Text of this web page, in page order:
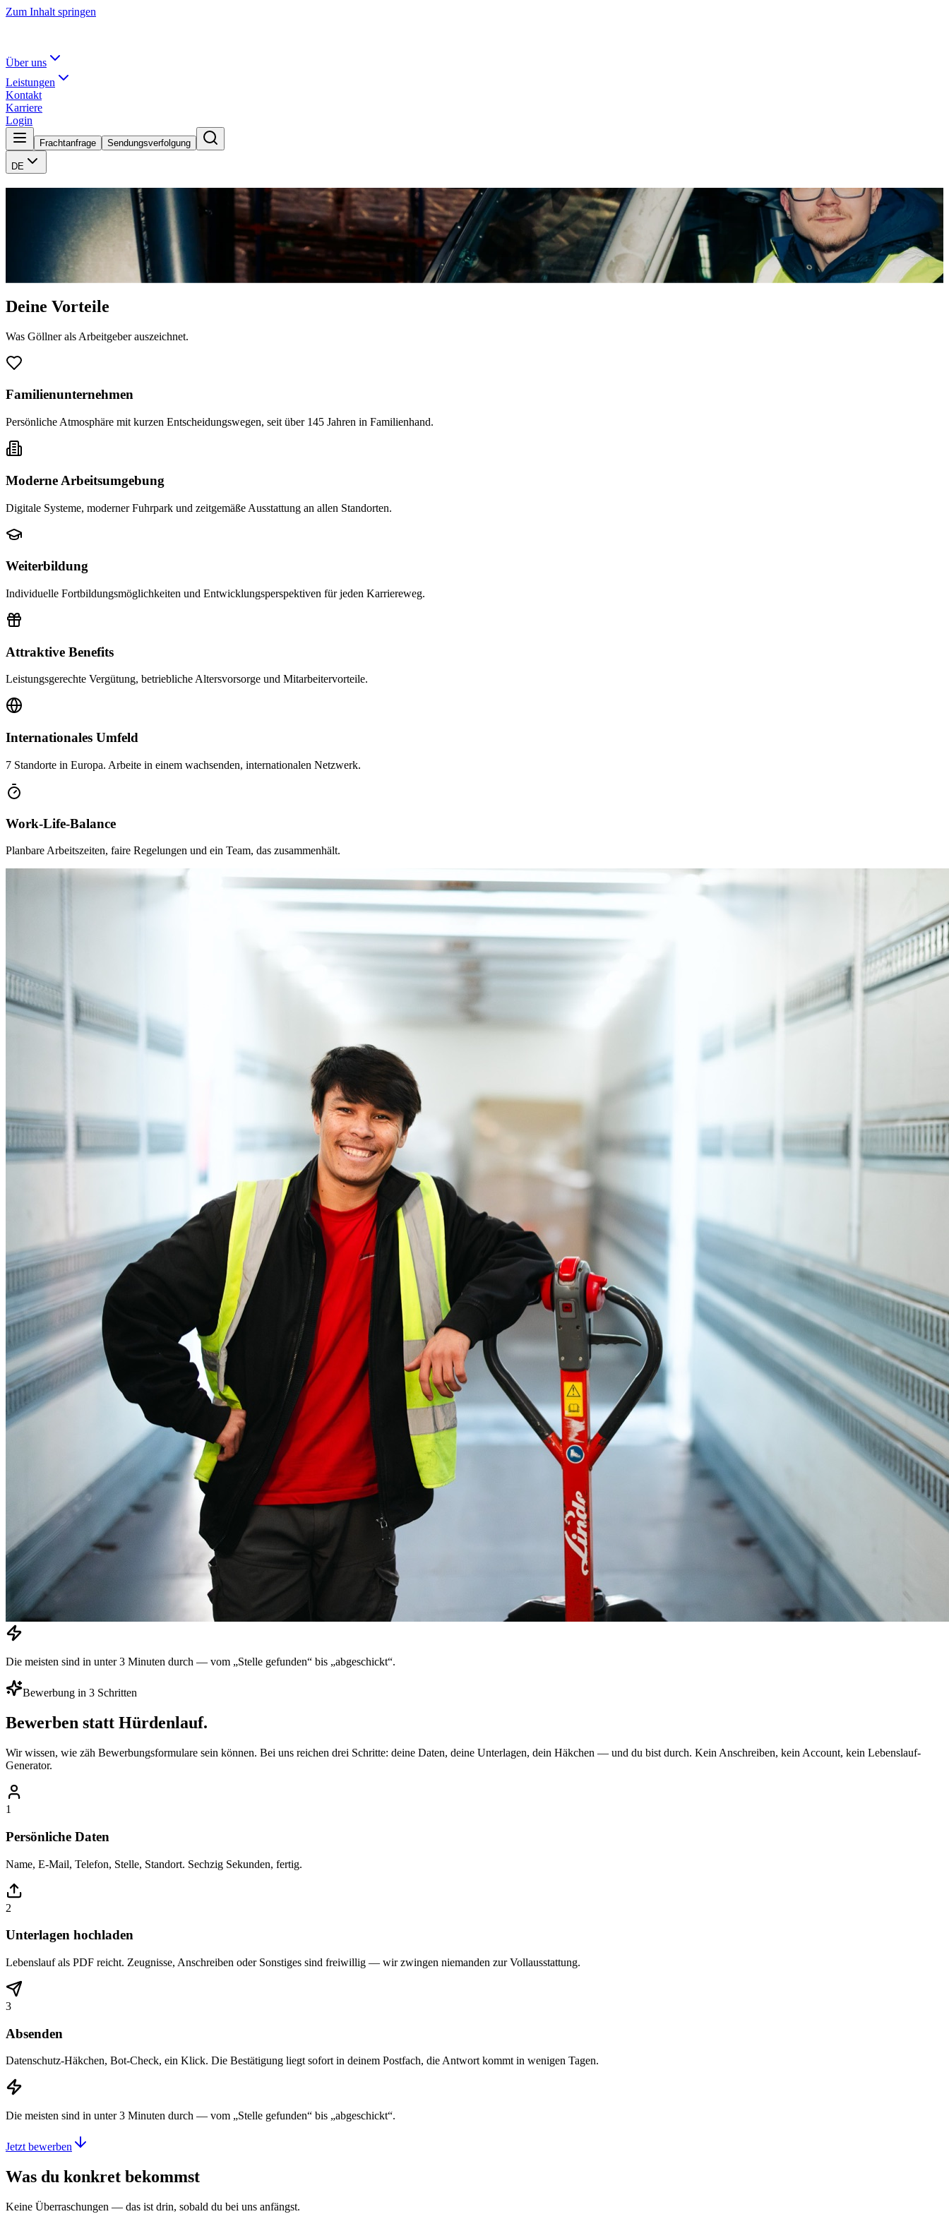
Zum Inhalt springen
Über uns
Leistungen
Kontakt
Karriere
Login
Frachtanfrage Sendungsverfolgung
DE
Wir öffnen dir die Türen
Wir sind ein Familienunternehmen mit Tradition und suchen Menschen, die mit uns wachsen möchten. Entdecke spannende Karrieremöglichkeiten in der Logistikbranche.
Offene Stellen
offene Stellen
Deine Vorteile
Was Göllner als Arbeitgeber auszeichnet.
Familienunternehmen
Persönliche Atmosphäre mit kurzen Entscheidungswegen, seit über 145 Jahren in Familienhand.
Moderne Arbeitsumgebung
Digitale Systeme, moderner Fuhrpark und zeitgemäße Ausstattung an allen Standorten.
Weiterbildung
Individuelle Fortbildungsmöglichkeiten und Entwicklungsperspektiven für jeden Karriereweg.
Attraktive Benefits
Leistungsgerechte Vergütung, betriebliche Altersvorsorge und Mitarbeitervorteile.
Internationales Umfeld
7 Standorte in Europa. Arbeite in einem wachsenden, internationalen Netzwerk.
Work-Life-Balance
Planbare Arbeitszeiten, faire Regelungen und ein Team, das zusammenhält.
Die meisten sind in unter 3 Minuten durch — vom „Stelle gefunden“ bis „abgeschickt“.
Bewerbung in 3 Schritten
Bewerben statt Hürdenlauf.
Wir wissen, wie zäh Bewerbungsformulare sein können. Bei uns reichen drei Schritte: deine Daten, deine Unterlagen, dein Häkchen — und du bist durch. Kein Anschreiben, kein Account, kein Lebenslauf-
Generator.
1
Persönliche Daten
Name, E-Mail, Telefon, Stelle, Standort. Sechzig Sekunden, fertig.
2
Unterlagen hochladen
Lebenslauf als PDF reicht. Zeugnisse, Anschreiben oder Sonstiges sind freiwillig — wir zwingen niemanden zur Vollausstattung.
3
Absenden
Datenschutz-Häkchen, Bot-Check, ein Klick. Die Bestätigung liegt sofort in deinem Postfach, die Antwort kommt in wenigen Tagen.
Die meisten sind in unter 3 Minuten durch — vom „Stelle gefunden“ bis „abgeschickt“.
Jetzt bewerben
Was du konkret bekommst
Keine Überraschungen — das ist drin, sobald du bei uns anfängst.